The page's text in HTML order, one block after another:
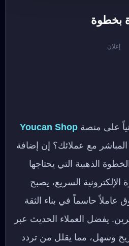
بخطوة
إعلان
على منصة Youcan Shop
مع عملائك؟ إن إضافة
الذهبية التي يحتاجها
السريع، يصبح
عاملاً حاسماً في بناء الثقة
يفضل العملاء الحديث عبر
وسهل، مما يقلل من تردد